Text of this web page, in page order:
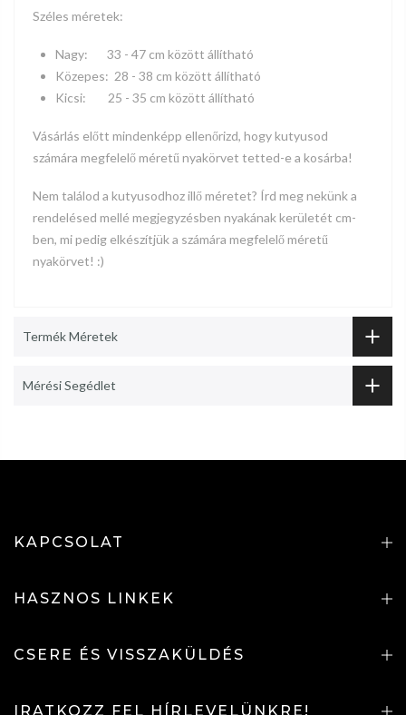
Széles méretek:
Nagy: 33 - 47 cm között állítható
Közepes: 28 - 38 cm között állítható
Kicsi:
25 - 35 cm között állítható
Vásárlás előtt mindenképp ellenőrizd, hogy kutyusod
számára megfelelő méretű nyakörvet tetted-e a kosárba!
Nem találod a kutyusodhoz illő méretet? Írd meg nekünk a
rendelésed mellé megjegyzésben nyakának kerületét cm-
ben, mi pedig elkészítjük a számára megfelelő méretű
nyakörvet! :)
Termék Méretek
Mérési Segédlet
KAPCSOLAT
HASZNOS LINKEK
CSERE ÉS VISSZAKÜLDÉS
IRATKOZZ FEL HÍRLEVELÜNKRE!